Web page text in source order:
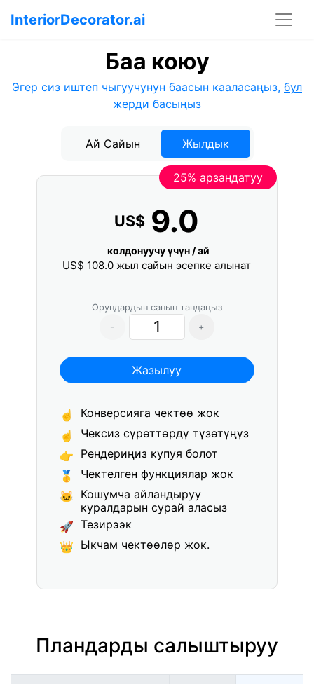
InteriorDecorator.ai
Баа коюу
Эгер сиз иштеп чыгуучунун баасын кааласаңыз, бул
жерди басыңыз
Ай Сайын Жылдык
25% арзандатуу
US$ 9.0
колдонуучу үчүн / ай
US$ 108.0 жыл сайын эсепке алынат
Орундардын санын тандаңыз
-
+
Жазылуу
☝
Конверсияга чектөө жок
☝
Чексиз сүрөттөрдү түзөтүңүз
👉 Рендериңиз купуя болот
🥇
Чектелген функциялар жок
🐱 Кошумча айландыруу
куралдарын сурай аласыз
🚀 Тезирээк
👑 Ыкчам чектөөлөр жок.
Пландарды салыштыруу